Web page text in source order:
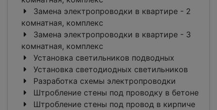
Замена электропроводки в квартире - 2
комнатная, комплекс
Замена электропроводки в квартире - 3
комнатная, комплекс
Установка светильников подводных
Установка светодиодных светильников
Разработка схемы электропроводки
Штробление стены под проводку в бетоне
Штробление стены под провод в кирпиче